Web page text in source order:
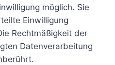
möglich. Sie
Einwilligung
Rechtmäßigkeit der
Datenverarbeitung